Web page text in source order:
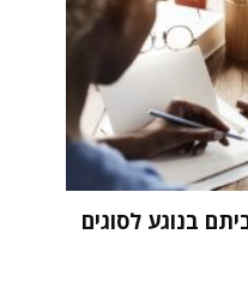
בנוגע לסוגים